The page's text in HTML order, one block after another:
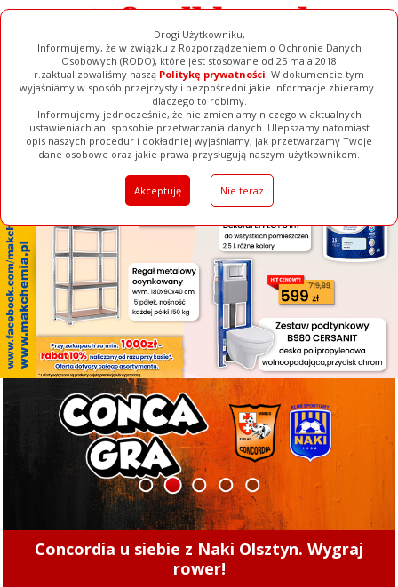
Drogi Użytkowniku,
Informujemy, że w związku z Rozporządzeniem o Ochronie Danych
Osobowych (RODO), które jest stosowane od 25 maja 2018
r.zaktualizowaliśmy naszą Politykę prywatności. W dokumencie tym
wyjaśniamy w sposób przejrzysty i bezpośredni jakie informacje zbieramy i
dlaczego to robimy.
Informujemy jednocześnie, że nie zmieniamy niczego w aktualnych
ustawieniach ani sposobie przetwarzania danych. Ulepszamy natomiast
opis naszych procedur i dokładniej wyjaśniamy, jak przetwarzamy Twoje
dane osobowe oraz jakie prawa przysługują naszym użytkownikom.
Akceptuję Nie teraz
[ ZAMKNIJ ]
Ogłoszenia Filmy Galerie Baza Firm Pełna Wersja
Jeśli Energa nie dotrzyma terminu, EPEC może
naliczyć karę 160 tys. zł dziennie. Czy do tego
1 2 3 4 5